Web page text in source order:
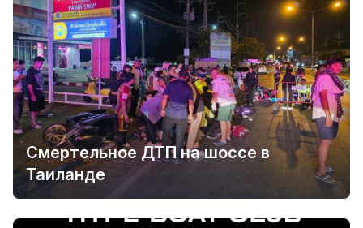
Смертельное ДТП на шоссе в
Таиланде